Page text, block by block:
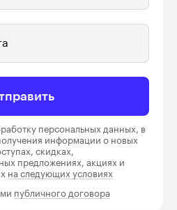
персональных данных, в
информации о новых
скидках,
предложениях, акциях и
на следующих условиях
публичного договора